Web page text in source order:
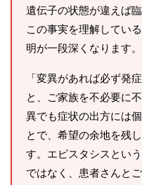
遺伝子の状態が違えば
この事実を理解してい
明が一段深くなります。
「変異があれば必ず発
と、ご家族を不必要に
異でも症状の出方には
とで、希望の余地を残
す。エピスタシスとい
ではなく、患者さんと